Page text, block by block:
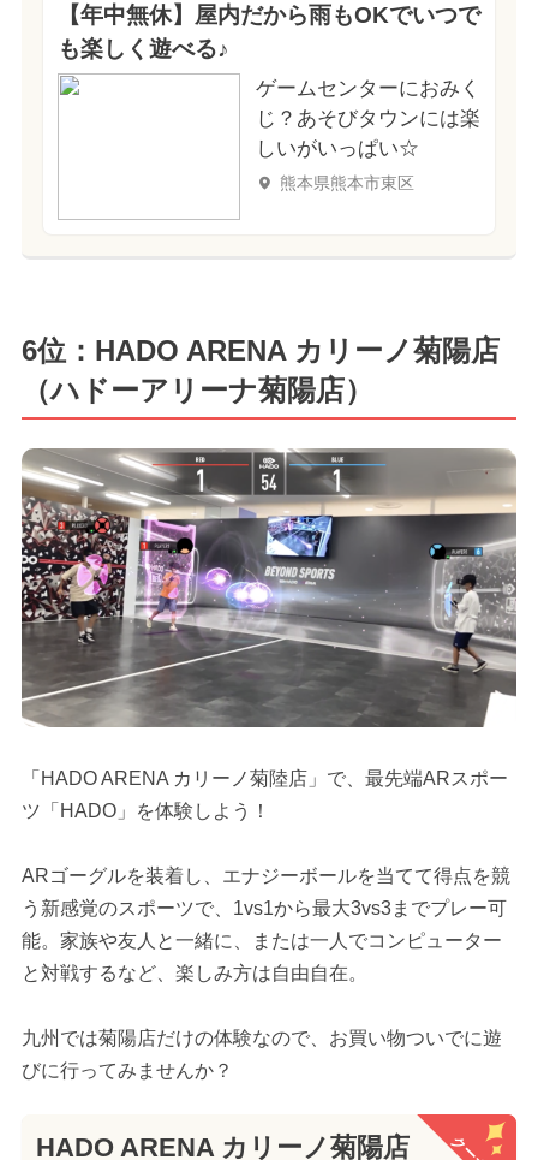
【年中無休】屋内だから雨もOKでいつで
も楽しく遊べる♪
ゲームセンターにおみく
じ？あそびタウンには楽
しいがいっぱい☆
熊本県熊本市東区
6位：HADO ARENA カリーノ菊陽店
（ハドーアリーナ菊陽店）
「HADO ARENA カリーノ菊陸店」で、最先端ARスポー
ツ「HADO」を体験しよう！
ARゴーグルを装着し、エナジーボールを当てて得点を競
う新感覚のスポーツで、1vs1から最大3vs3までプレー可
能。家族や友人と一緒に、または一人でコンピューター
と対戦するなど、楽しみ方は自由自在。
九州では菊陽店だけの体験なので、お買い物ついでに遊
びに行ってみませんか？
HADO ARENA カリーノ菊陽店